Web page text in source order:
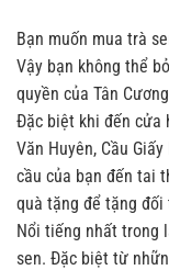
Bạn muốn mua trà
Vậy bạn không thể
quyền của Tân
Đặc biệt khi đến cửa
Văn Huyên, Cầu
cầu của bạn đến tai
quà tặng để tặng đối
Nổi tiếng nhất trong
sen. Đặc biệt từ